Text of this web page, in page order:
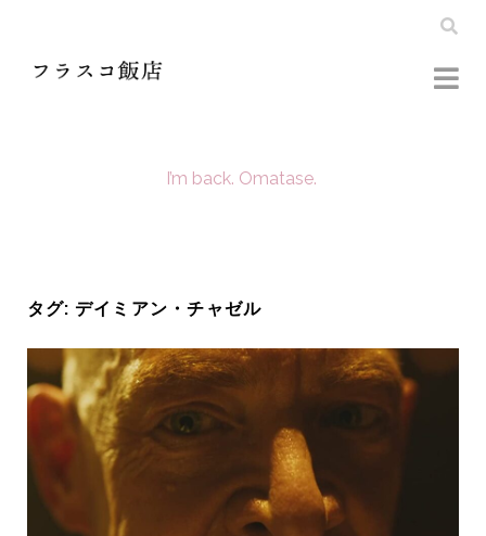
I’m back. Omatase.
タグ: デイミアン・チャゼル